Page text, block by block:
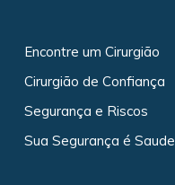
Encontre um Cirurgião
Cirurgião de Confiança
Segurança e Riscos
Sua Segurança é Saude